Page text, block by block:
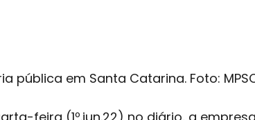
pública em Santa Catarina. Foto: